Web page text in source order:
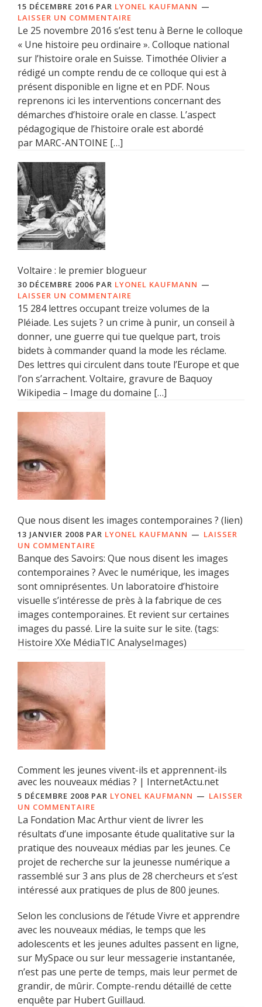
15 DÉCEMBRE 2016 PAR LYONEL KAUFMANN
LAISSER UN COMMENTAIRE
Le 25 novembre 2016 s’est tenu à Berne le colloque
« Une histoire peu ordinaire ». Colloque national
sur l’histoire orale en Suisse. Timothée Olivier a
rédigé un compte rendu de ce colloque qui est à
présent disponible en ligne et en PDF. Nous
reprenons ici les interventions concernant des
démarches d’histoire orale en classe. L’aspect
pédagogique de l’histoire orale est abordé
par MARC-ANTOINE […]
Voltaire : le premier blogueur
30 DÉCEMBRE 2006 PAR LYONEL KAUFMANN
LAISSER UN COMMENTAIRE
15 284 lettres occupant treize volumes de la
Pléiade. Les sujets ? un crime à punir, un conseil à
donner, une guerre qui tue quelque part, trois
bidets à commander quand la mode les réclame.
Des lettres qui circulent dans toute l’Europe et que
l’on s’arrachent. Voltaire, gravure de Baquoy
Wikipedia – Image du domaine […]
Que nous disent les images contemporaines ? (lien)
13 JANVIER 2008 PAR LYONEL KAUFMANN
LAISSER
UN COMMENTAIRE
Banque des Savoirs: Que nous disent les images
contemporaines ? Avec le numérique, les images
sont omniprésentes. Un laboratoire d’histoire
visuelle s’intéresse de près à la fabrique de ces
images contemporaines. Et revient sur certaines
images du passé. Lire la suite sur le site. (tags:
Histoire XXe MédiaTIC AnalyseImages)
Comment les jeunes vivent-ils et apprennent-ils
avec les nouveaux médias ? | InternetActu.net
5 DÉCEMBRE 2008 PAR LYONEL KAUFMANN
LAISSER
UN COMMENTAIRE
La Fondation Mac Arthur vient de livrer les
résultats d’une imposante étude qualitative sur la
pratique des nouveaux médias par les jeunes. Ce
projet de recherche sur la jeunesse numérique a
rassemblé sur 3 ans plus de 28 chercheurs et s’est
intéressé aux pratiques de plus de 800 jeunes.
Selon les conclusions de l’étude Vivre et apprendre
avec les nouveaux médias, le temps que les
adolescents et les jeunes adultes passent en ligne,
sur MySpace ou sur leur messagerie instantanée,
n’est pas une perte de temps, mais leur permet de
grandir, de mûrir. Compte-rendu détaillé de cette
enquête par Hubert Guillaud.